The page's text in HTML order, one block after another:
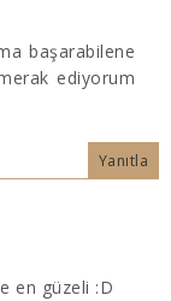
başarabilene
ediyorum
Yanıtla
en güzeli :D